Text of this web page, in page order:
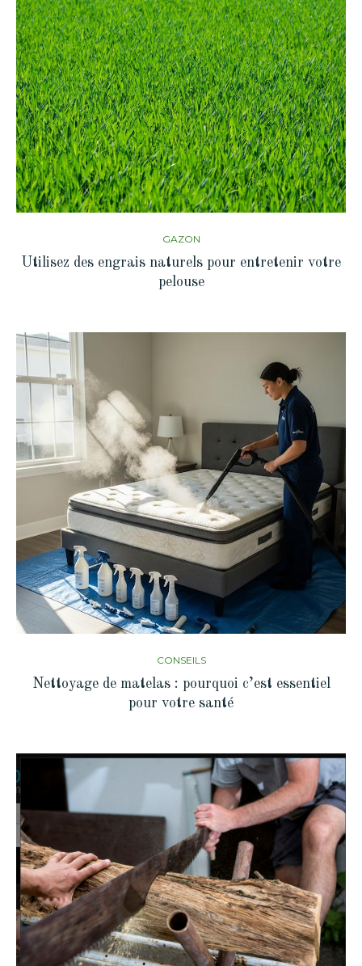
GAZON
Utilisez des engrais naturels pour entretenir votre
pelouse
CONSEILS
Nettoyage de matelas : pourquoi c’est essentiel
pour votre santé